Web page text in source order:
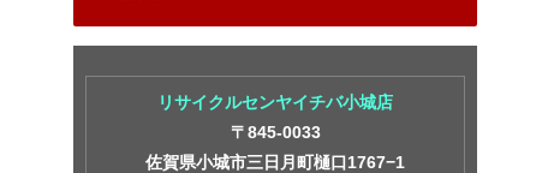
リサイクルセンヤイチバ小城店
〒845-0033
佐賀県小城市三日月町樋口1767−1